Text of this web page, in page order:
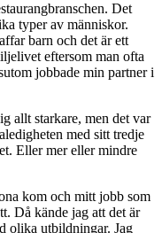
Det
typer av människor.
barn och det är ett
eftersom man ofta
jobbade min partner i
allt starkare, men det var
med sitt tredje
Eller mer eller mindre
kom och mitt jobb som
Då kände jag att det är
olika utbildningar. Jag